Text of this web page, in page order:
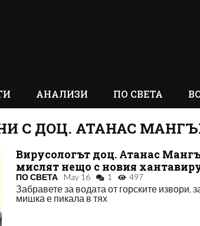
АНАЛИЗИ ПО СВЕТА
С ДОЦ. АТАНАС
Вирусологът доц. Атанас
мислят нещо с новия
ПО СВЕТА May 16 1 497
Забравете за водата от горските извори,
мишка е пикала в тях